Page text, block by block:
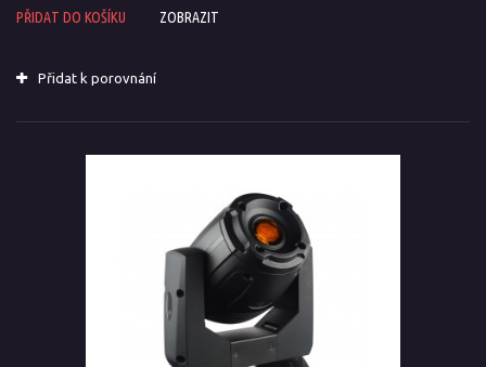
PŘIDAT DO KOŠÍKU ZOBRAZIT
Přidat k porovnání